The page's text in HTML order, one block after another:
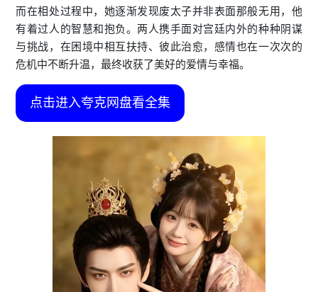
而在相处过程中，她逐渐发现废太子并非表面那般无用，他
有着过人的智慧和抱负。两人携手面对宫廷内外的种种阴谋
与挑战，在困境中相互扶持、彼此治愈，感情也在一次次的
危机中不断升温，最终收获了美好的爱情与幸福。
点击进入夸克网盘看全集